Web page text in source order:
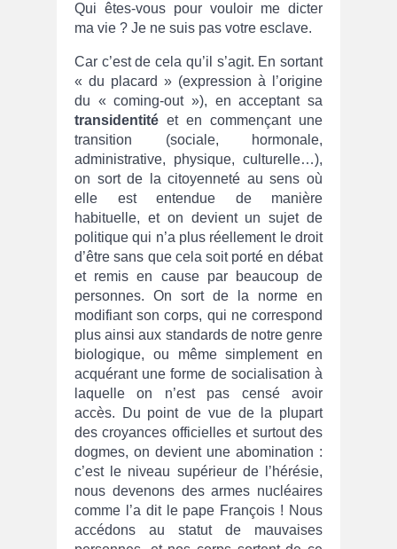
Qui êtes-vous pour vouloir me dicter
ma vie ? Je ne suis pas votre esclave.
Car c’est de cela qu’il s’agit. En sortant
« du placard » (expression à l’origine
du « coming-out »), en acceptant sa
transidentité et en commençant une
transition (sociale, hormonale,
administrative, physique, culturelle…),
on sort de la citoyenneté au sens où
elle est entendue de manière
habituelle, et on devient un sujet de
politique qui n’a plus réellement le droit
d’être sans que cela soit porté en débat
et remis en cause par beaucoup de
personnes. On sort de la norme en
modifiant son corps, qui ne correspond
plus ainsi aux standards de notre genre
biologique, ou même simplement en
acquérant une forme de socialisation à
laquelle on n’est pas censé avoir
accès. Du point de vue de la plupart
des croyances officielles et surtout des
dogmes, on devient une abomination :
c’est le niveau supérieur de l’hérésie,
nous devenons des armes nucléaires
comme l’a dit le pape François ! Nous
accédons au statut de mauvaises